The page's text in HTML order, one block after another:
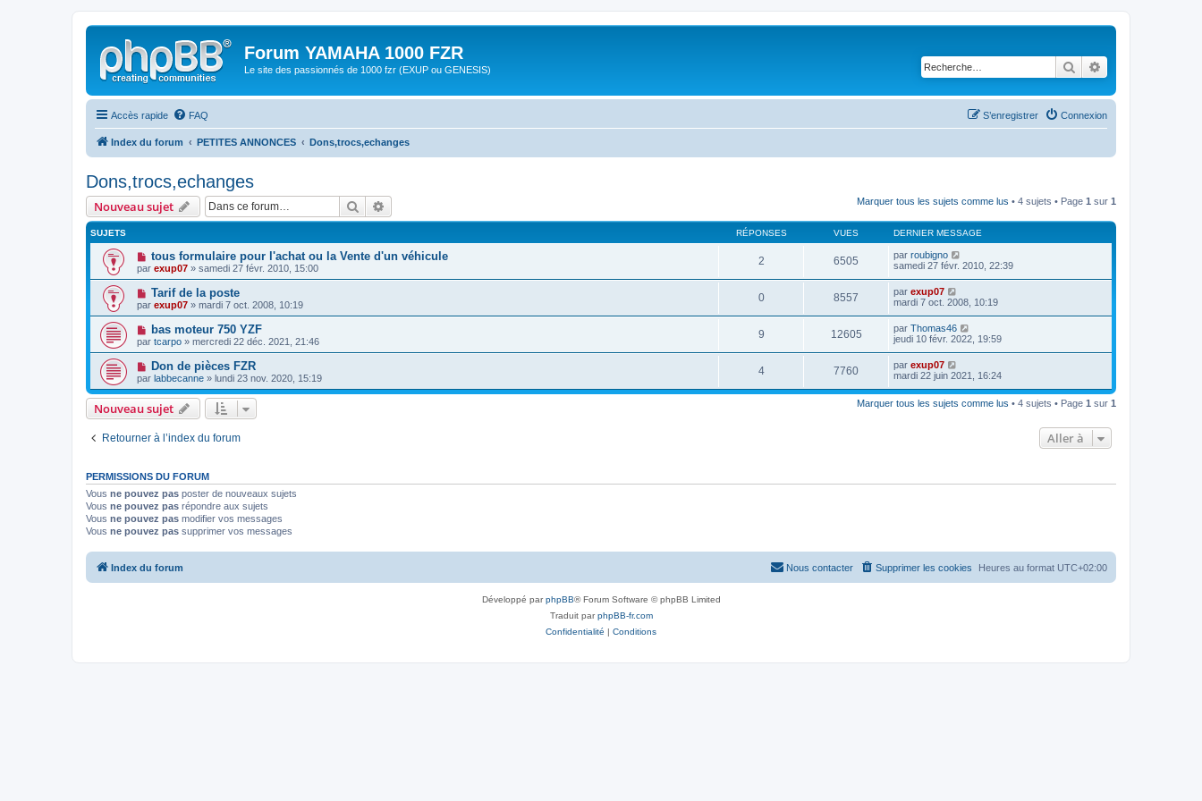
Forum YAMAHA 1000 FZR
Le site des passionnés de 1000 fzr (EXUP ou GENESIS) Rechercher
Accès rapide FAQ Connexion
S’enregistrer
Index du forum PETITES ANNONCES Dons,trocs,echanges
Dons,trocs,echanges
Nouveau sujet Rechercher Marquer tous les sujets comme lus • 4 sujets • Page 1 sur 1
SUJETS RÉPONSES VUES DERNIER MESSAGE
tous formulaire pour l'achat ou la Vente d'un véhicule
par exup07 » samedi 27 févr. 2010, 15:00
2 6505 par roubigno
samedi 27 févr. 2010, 22:39
Tarif de la poste
par exup07 » mardi 7 oct. 2008, 10:19
0 8557 par exup07
mardi 7 oct. 2008, 10:19
bas moteur 750 YZF
par tcarpo » mercredi 22 déc. 2021, 21:46
9 12605 par Thomas46
jeudi 10 févr. 2022, 19:59
Don de pièces FZR
par labbecanne » lundi 23 nov. 2020, 15:19
4 7760 par exup07
mardi 22 juin 2021, 16:24
Nouveau sujet Marquer tous les sujets comme lus • 4 sujets • Page 1 sur 1
Retourner à l’index du forum Aller à
PERMISSIONS DU FORUM
Vous ne pouvez pas poster de nouveaux sujets
Vous ne pouvez pas répondre aux sujets
Vous ne pouvez pas modifier vos messages
Vous ne pouvez pas supprimer vos messages
Index du forum Heures au format UTC+02:00
Supprimer les cookies
Nous contacter
Développé parphpBB® Forum Software © phpBB Limited
Traduit parphpBB-fr.com
Confidentialité | Conditions